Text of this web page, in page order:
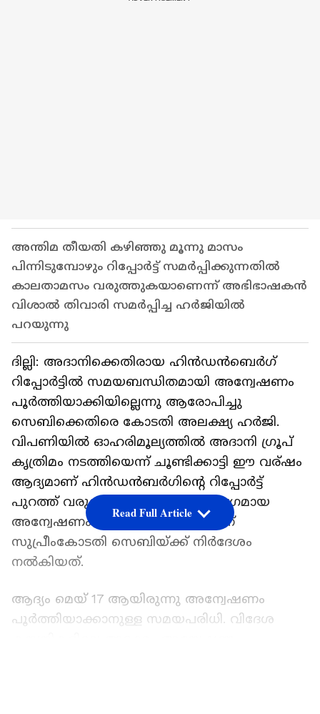
അന്തിമ തീയതി കഴിഞ്ഞു മൂന്നു മാസം
പിന്നിടുമ്പോഴും റിപ്പോർട്ട് സമർപ്പിക്കുന്നതിൽ
കാലതാമസം വരുത്തുകയാണെന്ന് അഭിഭാഷകൻ
വിശാൽ തിവാരി സമർപ്പിച്ച ഹർജിയിൽ
പറയുന്നു
ദില്ലി: അദാനിക്കെതിരായ ഹിൻഡൻബെർഗ്
റിപ്പോർട്ടിൽ സമയബന്ധിതമായി അന്വേഷണം
പൂർത്തിയാക്കിയില്ലെന്നു ആരോപിച്ചു
സെബിക്കെതിരെ കോടതി അലക്ഷ്യ ഹർജി.
വിപണിയിൽ ഓഹരിമൂല്യത്തിൽ അദാനി ഗ്രൂപ്
കൃത്രിമം നടത്തിയെന്ന് ചൂണ്ടിക്കാട്ടി ഈ വര്ഷം
ആദ്യമാണ് ഹിൻഡൻബർഗിന്റെ റിപ്പോർട്ട്
പുറത്ത് വരുന്നത്. റിപ്പോർട്ടിൽ സമഗ്രമായ
അന്വേഷണം നടത്താൻ മാർച്ചിലാണ്‌
സുപ്രീംകോടതി സെബിയ്ക്ക് നിർദേശം
നൽകിയത്.
ആദ്യം മെയ് 17 ആയിരുന്നു അന്വേഷണം
പൂർത്തിയാക്കാനുള്ള സമയപരിധി. വിദേശ
Read Full Article